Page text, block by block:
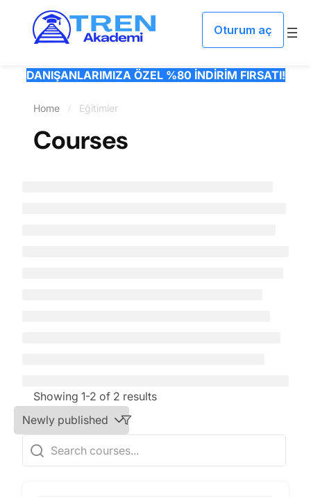
Oturum aç
DANIŞANLARIMIZA ÖZEL %80 İNDİRİM FIRSATI!
Home Eğitimler
Courses
Showing 1-2 of 2 results